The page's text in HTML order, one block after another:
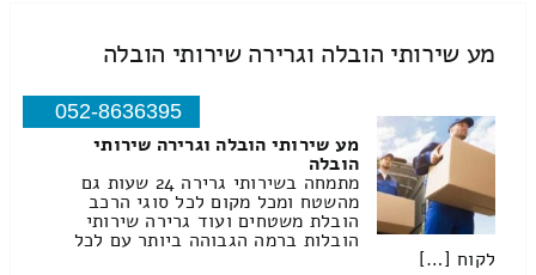
מע שירותי הובלה וגרירה שירותי הובלה
052-8636395
מע שירותי הובלה וגרירה שירותי
הובלה
מתמחה בשירותי גרירה 24 שעות גם
מהשטח ומכל מקום לכל סוגי הרכב
הובלת משטחים ועוד גרירה שירותי
הובלות ברמה הגבוהה ביותר עם לכל
לקוח […]